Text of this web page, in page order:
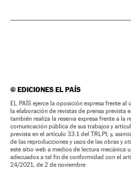
©EDICIONES EL PAÍS
EL PAÍS ejerce la oposición expresa frente al
la elaboración de revistas de prensa prevista
también realiza la reserva expresa frente a la
comunicación pública de sus trabajos y
prevista en el artículo 33.1 del TRLPI; y,
de las reproducciones y usos de las obras y
este sitio web a medios de lectura mecánica
adecuados a tal fin de conformidad con el
24/2021, de 2 de noviembre